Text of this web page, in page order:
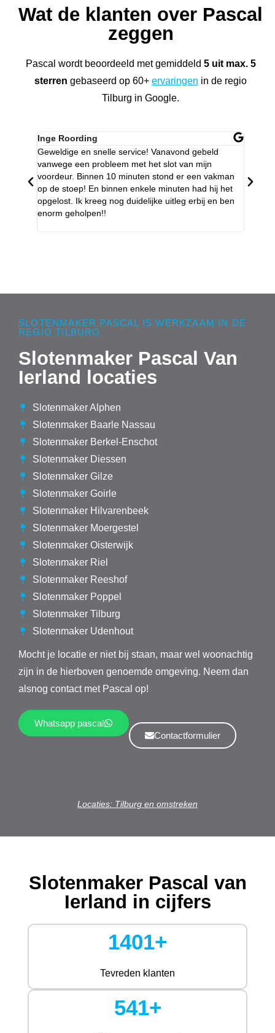
Wat de klanten over Pascal
zeggen
Pascal wordt beoordeeld met gemiddeld 5 uit max. 5
sterren gebaseerd op 60+ ervaringen in de regio
Tilburg in Google.
Inge Roording
Geweldige en snelle service! Vanavond gebeld
vanwege een probleem met het slot van mijn
voordeur. Binnen 10 minuten stond er een vakman
op de stoep! En binnen enkele minuten had hij het
opgelost. Ik kreeg nog duidelijke uitleg erbij en ben
enorm geholpen!!
SLOTENMAKER PASCAL IS WERKZAAM IN DE
REGIO TILBURG
Slotenmaker Pascal Van
Ierland locaties
Slotenmaker Alphen
Slotenmaker Baarle Nassau
Slotenmaker Berkel-Enschot
Slotenmaker Diessen
Slotenmaker Gilze
Slotenmaker Goirle
Slotenmaker Hilvarenbeek
Slotenmaker Moergestel
Slotenmaker Oisterwijk
Slotenmaker Riel
Slotenmaker Reeshof
Slotenmaker Poppel
Slotenmaker Tilburg
Slotenmaker Udenhout
Mocht je locatie er niet bij staan, maar wel woonachtig
zijn in de hierboven genoemde omgeving. Neem dan
alsnog contact met Pascal op!
Whatsapp pascal
Contactformulier
Locaties: Tilburg en omstreken
Slotenmaker Pascal van
Ierland in cijfers
1401+
Tevreden klanten
541+